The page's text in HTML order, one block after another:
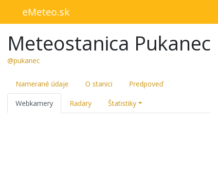
eMeteo.sk
Meteostanica Pukanec
@pukanec
Namerané údaje O stanici Predpoveď
Webkamery Radary Štatistiky